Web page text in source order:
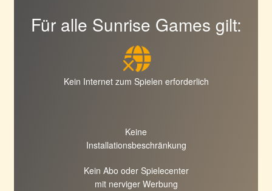
Für alle Sunrise Games gilt:
Kein Internet zum Spielen erforderlich
Keine
Installationsbeschränkung
Kein Abo oder Spielecenter
mit nerviger Werbung